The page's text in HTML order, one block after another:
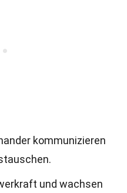
kommunizieren
und wachsen